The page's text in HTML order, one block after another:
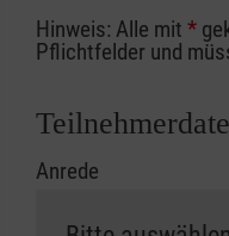
Sofern Sie ein
Ihrer
erfolgt eine
Hinweis: Alle mit *
Pflichtfelder und
Anrede